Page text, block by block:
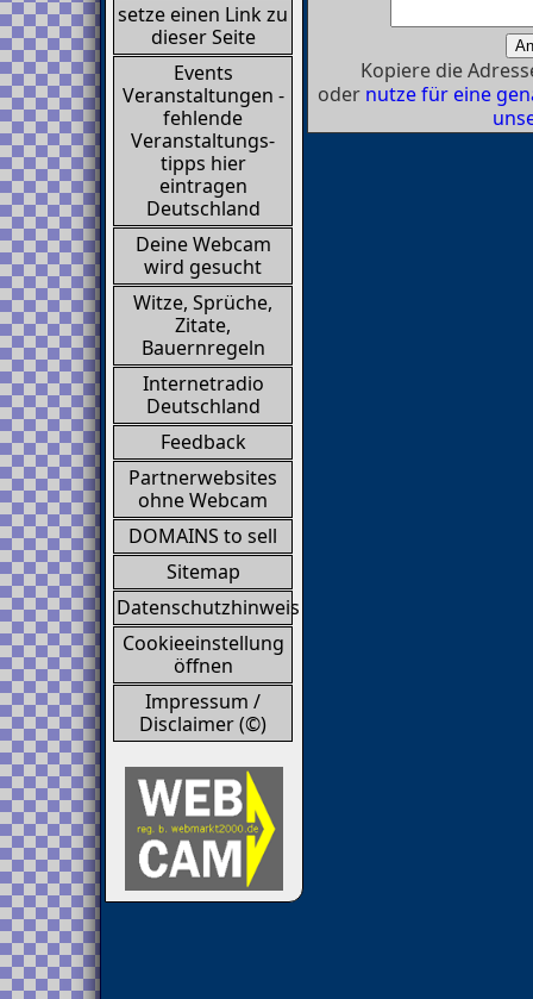
setze einen Link zu
dieser Seite
Events
Veranstaltungen -
fehlende
Veranstaltungs-
tipps hier
eintragen
Deutschland
Deine Webcam
wird gesucht
Witze, Sprüche,
Zitate,
Bauernregeln
Internetradio
Deutschland
Feedback
Partnerwebsites
ohne Webcam
DOMAINS to sell
Sitemap
Datenschutzhinweis
Cookieeinstellung
öffnen
Impressum /
Disclaimer (©)
Kopiere die
oder nutze für eine